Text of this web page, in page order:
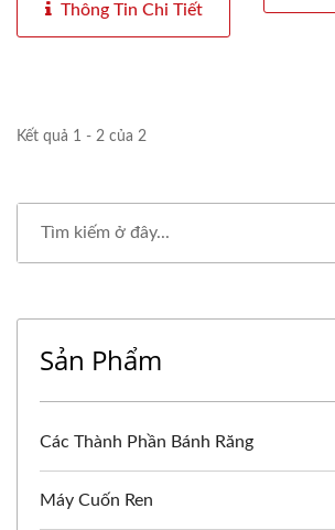
Thông Tin Chi Tiết
Kết quả 1 - 2 của 2
Sản Phẩm
Các Thành Phần Bánh Răng
Máy Cuốn Ren